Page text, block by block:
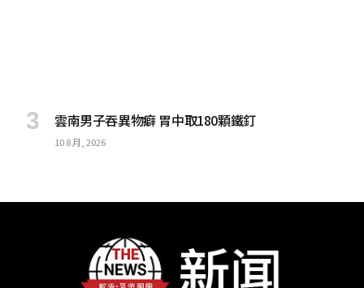
雲南男子吞異物癖 胃中取180顆鐵釘
10 8 月, 2026